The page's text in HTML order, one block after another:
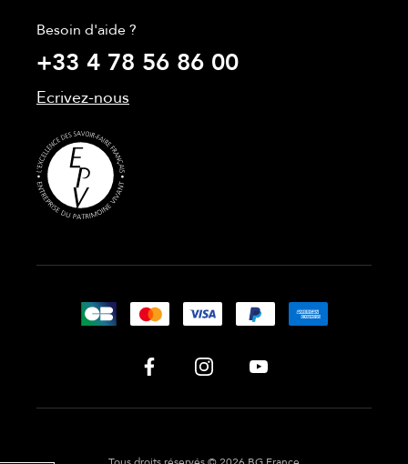
Besoin d'aide ?
+33 4 78 56 86 00
Ecrivez-nous